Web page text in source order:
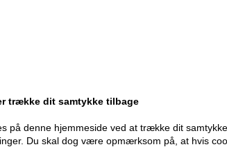
trække dit samtykke tilbage
på denne hjemmeside ved at trække dit
Du skal dog være opmærksom på, at hvis
hele din ordre